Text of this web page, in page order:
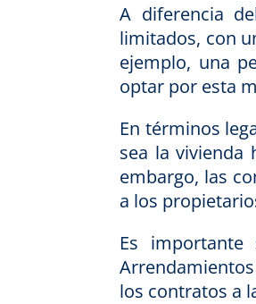
A diferencia
limitados, con
ejemplo, una
optar por esta
En términos
sea la vivienda
embargo, las
a los
Es
los contratos a